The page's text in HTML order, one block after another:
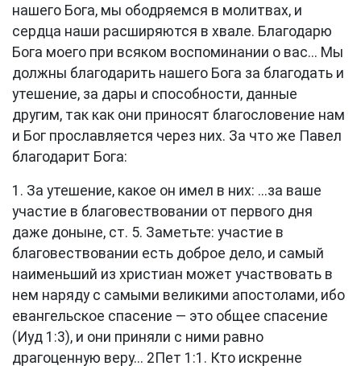
нашего Бога, мы ободряемся в молитвах, и
сердца наши расширяются в хвале. Благодарю
Бога моего при всяком воспоминании о вас... Мы
должны благодарить нашего Бога за благодать и
утешение, за дары и способности, данные
другим, так как они приносят благословение нам
и Бог прославляется через них. За что же Павел
благодарит Бога:
1. За утешение, какое он имел в них: ...за ваше
участие в благовествовании от первого дня
даже доныне, ст. 5. Заметьте: участие в
благовествовании есть доброе дело, и самый
наименьший из христиан может участвовать в
нем наряду с самыми великими апостолами, ибо
евангельское спасение — это общее спасение
( Иуд 1:3), и они приняли с ними равно
драгоценную веру... 2Пет 1:1 . Кто искренне